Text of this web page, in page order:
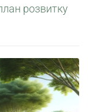
розвитку